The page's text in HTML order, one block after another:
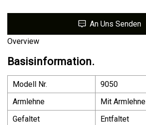
An Uns Senden
Overview
Basisinformation.
Modell Nr.
9050
Armlehne
Mit Armlehne
Gefaltet
Entfaltet